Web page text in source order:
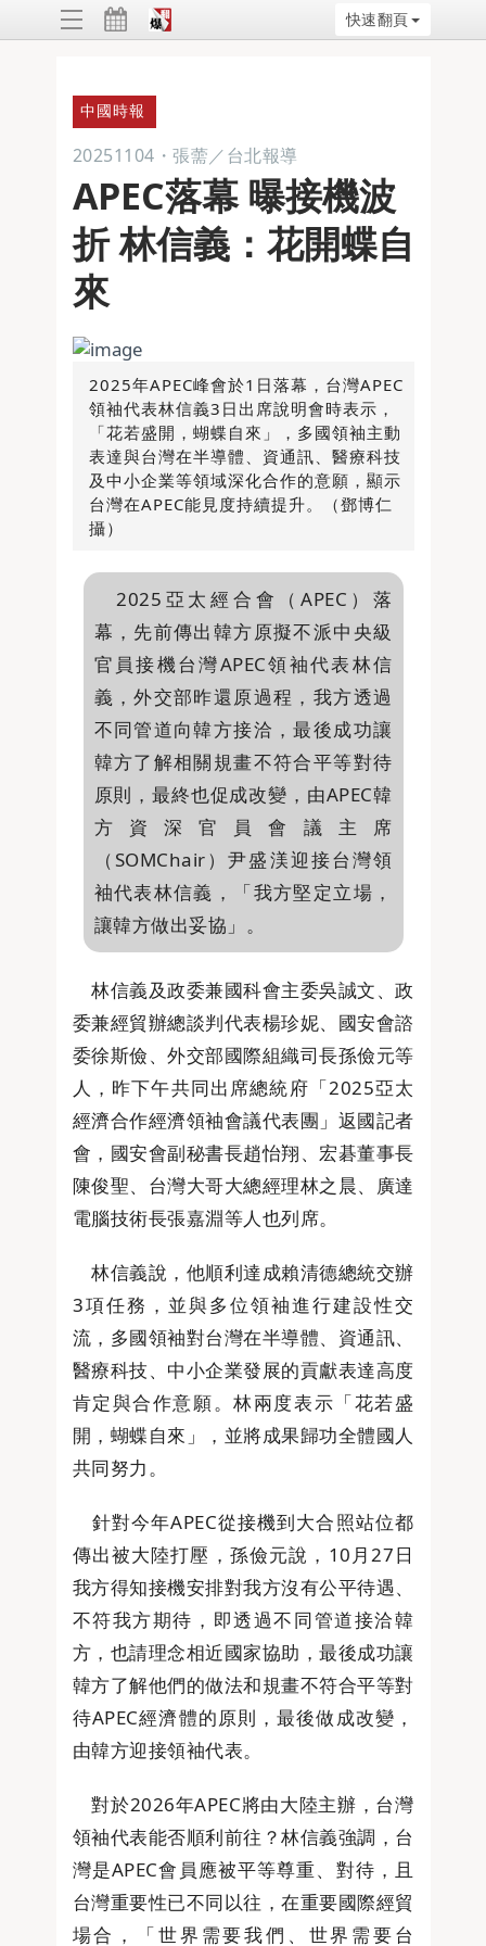
快速翻頁
中國時報
20251104 ・ 張薷／台北報導
APEC落幕 曝接機波
折 林信義：花開蝶自
來
2025年APEC峰會於1日落幕，台灣APEC
領袖代表林信義3日出席說明會時表示，
「花若盛開，蝴蝶自來」，多國領袖主動
表達與台灣在半導體、資通訊、醫療科技
及中小企業等領域深化合作的意願，顯示
台灣在APEC能見度持續提升。（鄧博仁
攝）
2025亞太經合會（APEC）落
幕，先前傳出韓方原擬不派中央級
官員接機台灣APEC領袖代表林信
義，外交部昨還原過程，我方透過
不同管道向韓方接洽，最後成功讓
韓方了解相關規畫不符合平等對待
原則，最終也促成改變，由APEC韓
方資深官員會議主席
（SOMChair）尹盛渼迎接台灣領
袖代表林信義，「我方堅定立場，
讓韓方做出妥協」。
林信義及政委兼國科會主委吳誠文、政
委兼經貿辦總談判代表楊珍妮、國安會諮
委徐斯儉、外交部國際組織司長孫儉元等
人，昨下午共同出席總統府「2025亞太
經濟合作經濟領袖會議代表團」返國記者
會，國安會副秘書長趙怡翔、宏碁董事長
陳俊聖、台灣大哥大總經理林之晨、廣達
電腦技術長張嘉淵等人也列席。
林信義說，他順利達成賴清德總統交辦
3項任務，並與多位領袖進行建設性交
流，多國領袖對台灣在半導體、資通訊、
醫療科技、中小企業發展的貢獻表達高度
肯定與合作意願。林兩度表示「花若盛
開，蝴蝶自來」，並將成果歸功全體國人
共同努力。
針對今年APEC從接機到大合照站位都
傳出被大陸打壓，孫儉元說，10月27日
我方得知接機安排對我方沒有公平待遇、
不符我方期待，即透過不同管道接洽韓
方，也請理念相近國家協助，最後成功讓
韓方了解他們的做法和規畫不符合平等對
待APEC經濟體的原則，最後做成改變，
由韓方迎接領袖代表。
對於2026年APEC將由大陸主辦，台灣
領袖代表能否順利前往？林信義強調，台
灣是APEC會員應被平等尊重、對待，且
台灣重要性已不同以往，在重要國際經貿
場合，「世界需要我們、世界需要台